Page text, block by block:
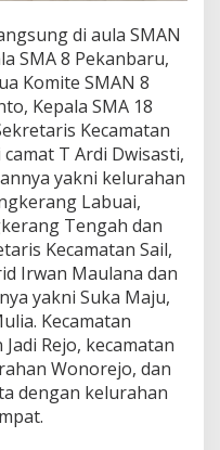
di aula SMAN
SMA 8 Pekanbaru,
Komite SMAN 8
Kepala SMA 18
Kecamatan
T Ardi Dwisasti,
yakni kelurahan
Labuai,
Tengah dan
Kecamatan Sail,
Irwan Maulana dan
yakni Suka Maju,
Kecamatan
Rejo, kecamatan
Wonorejo, dan
dengan kelurahan